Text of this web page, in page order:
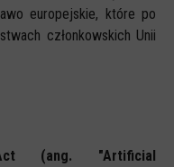
europejskie, które po
członkowskich Unii
(ang. "Artificial